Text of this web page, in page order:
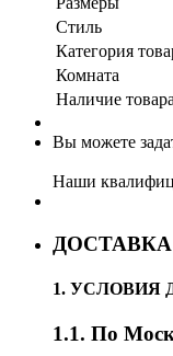
Стиль
Категория
Комната
Наличие товара
Вы можете
Наши
1. УСЛОВИЯ
1.1. По